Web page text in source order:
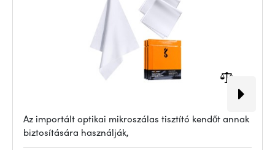
Az importált optikai mikroszálas tisztító kendőt annak
biztosítására használják,